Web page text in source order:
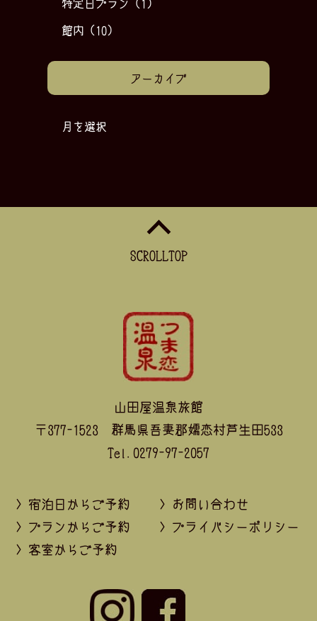
特定日プラン (1)
館内 (10)
アーカイブ
月を選択
SCROLLTOP
山田屋温泉旅館
〒377-1523 群馬県吾妻郡嬬恋村芦生田533
Tel.0279-97-2057
> 宿泊日からご予約
> プランからご予約
> 客室からご予約
> お問い合わせ
> プライバシーポリシー